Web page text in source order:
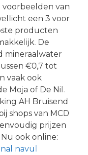
voorbeelden van
een 3 voor
producten
De
mineraalwater
€0,7 tot
vaak ook
Moja of De Nil.
AH Bruisend
shops van MCD
prijzen
ook online:
navul